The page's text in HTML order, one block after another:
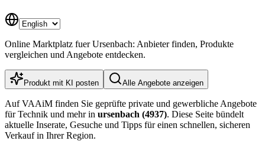
Online Marktplatz fuer Ursenbach: Anbieter finden, Produkte
vergleichen und Angebote entdecken.
Produkt mit KI posten Alle Angebote anzeigen
Auf VAAiM finden Sie geprüfte private und gewerbliche Angebote
für Technik und mehr in ursenbach (4937). Diese Seite bündelt
aktuelle Inserate, Gesuche und Tipps für einen schnellen, sicheren
Verkauf in Ihrer Region.